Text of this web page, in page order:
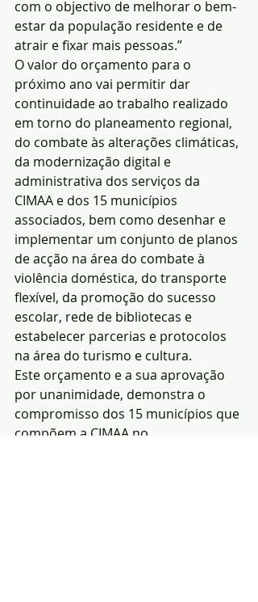
com o objectivo de melhorar o bem-
estar da população residente e de
atrair e fixar mais pessoas.”
O valor do orçamento para o
próximo ano vai permitir dar
continuidade ao trabalho realizado
em torno do planeamento regional,
do combate às alterações climáticas,
da modernização digital e
administrativa dos serviços da
CIMAA e dos 15 municípios
associados, bem como desenhar e
implementar um conjunto de planos
de acção na área do combate à
violência doméstica, do transporte
flexível, da promoção do sucesso
escolar, rede de bibliotecas e
estabelecer parcerias e protocolos
na área do turismo e cultura.
Este orçamento e a sua aprovação
por unanimidade, demonstra o
compromisso dos 15 municípios que
compõem a CIMAA no